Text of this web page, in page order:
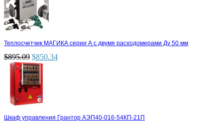
Теплосчетчик МАГИКА серии А с двумя расходомерами Ду 50 мм
$895.09 $850.34
Шкаф управления Грантор АЭП40-016-54КП-21П